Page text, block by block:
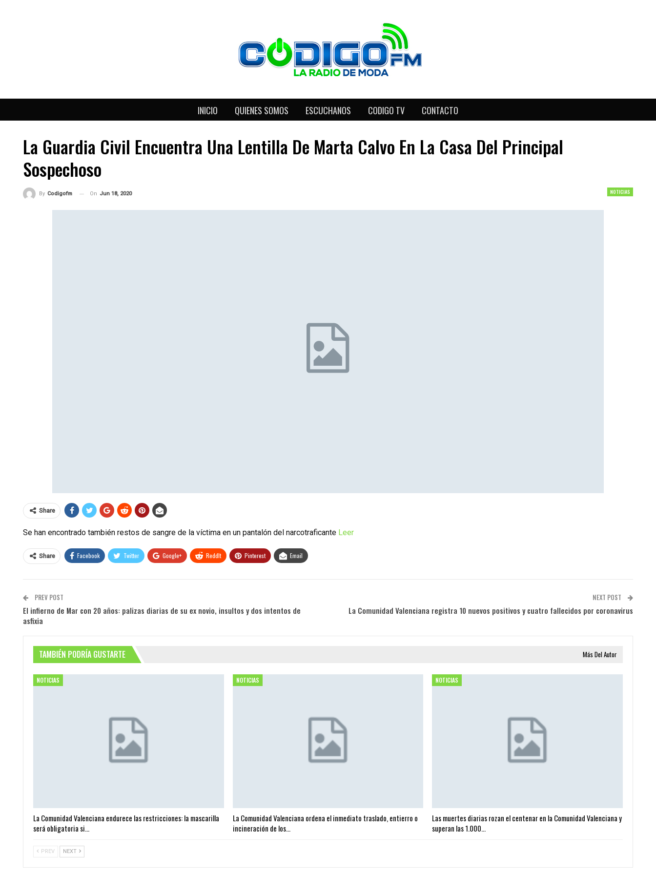
INICIO QUIENES SOMOS ESCUCHANOS CODIGO TV CONTACTO
La Guardia Civil Encuentra Una Lentilla De Marta Calvo En La Casa Del Principal
Sospechoso
NOTICIAS
By Codigofm On Jun 18, 2020
Share
Se han encontrado también restos de sangre de la víctima en un pantalón del narcotraficante Leer
Share Facebook Twitter Google+ ReddIt Pinterest Email
PREV POST
El infierno de Mar con 20 años: palizas diarias de su ex novio, insultos y dos intentos de
asfixia
NEXT POST
La Comunidad Valenciana registra 10 nuevos positivos y cuatro fallecidos por coronavirus
TAMBIÉN PODRÍA GUSTARTE Más Del Autor
NOTICIAS
La Comunidad Valenciana endurece las restricciones: la mascarilla
será obligatoria si…
NOTICIAS
La Comunidad Valenciana ordena el inmediato traslado, entierro o
incineración de los…
NOTICIAS
Las muertes diarias rozan el centenar en la Comunidad Valenciana y
superan las 1.000…
PREV NEXT